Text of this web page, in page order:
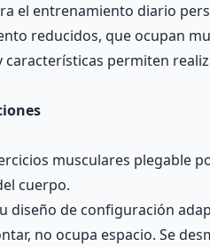
el entrenamiento diario
reducidos, que ocupan
características permiten
musculares plegable
cuerpo.
diseño de configuración
no ocupa espacio. Se